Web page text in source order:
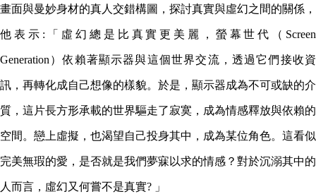
畫面與曼妙身材的真人交錯構圖，探討真實與虛幻之間的關係，
他表示:「虛幻總是比真實更美麗，螢幕世代（Screen
Generation）依賴著顯示器與這個世界交流，透過它們接收資
訊，再轉化成自己想像的樣貌。於是，顯示器成為不可或缺的介
質，這片長方形承載的世界驅走了寂寞，成為情感釋放與依賴的
空間。戀上虛擬，也渴望自己投身其中，成為某位角色。這看似
完美無瑕的愛，是否就是我們夢寐以求的情感？對於沉溺其中的
人而言，虛幻又何嘗不是真實? 」